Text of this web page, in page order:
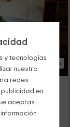
y tecnologías
nuestro
redes
en
aceptas
19 Fotos